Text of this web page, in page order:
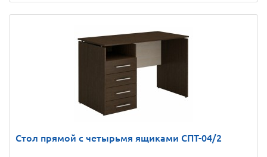
Стол прямой с четырьмя ящиками СПТ-04/2